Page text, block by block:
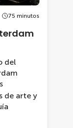
75 minutos
del
de arte y